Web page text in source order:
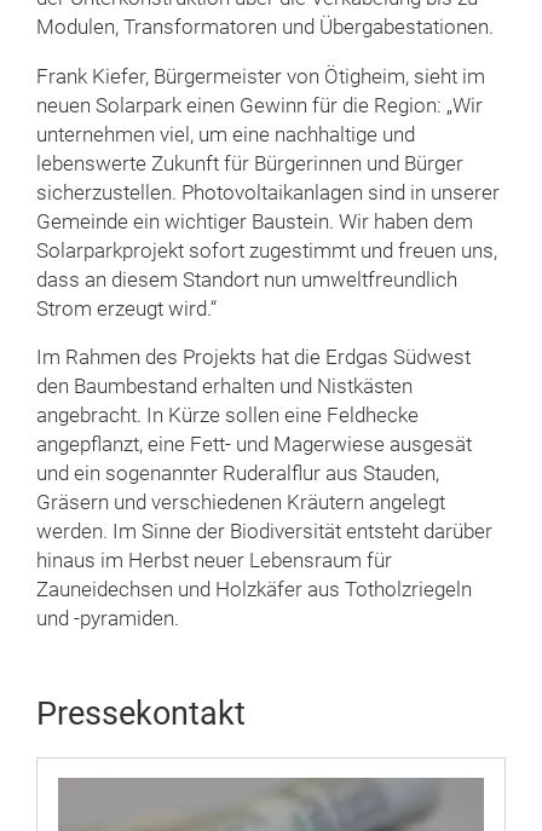
Modulen, Transformatoren und Übergabestationen.
Frank Kiefer, Bürgermeister von Ötigheim, sieht im
neuen Solarpark einen Gewinn für die Region: „Wir
unternehmen viel, um eine nachhaltige und
lebenswerte Zukunft für Bürgerinnen und Bürger
sicherzustellen. Photovoltaikanlagen sind in unserer
Gemeinde ein wichtiger Baustein. Wir haben dem
Solarparkprojekt sofort zugestimmt und freuen uns,
dass an diesem Standort nun umweltfreundlich
Strom erzeugt wird.“
Im Rahmen des Projekts hat die Erdgas Südwest
den Baumbestand erhalten und Nistkästen
angebracht. In Kürze sollen eine Feldhecke
angepflanzt, eine Fett- und Magerwiese ausgesät
und ein sogenannter Ruderalflur aus Stauden,
Gräsern und verschiedenen Kräutern angelegt
werden. Im Sinne der Biodiversität entsteht darüber
hinaus im Herbst neuer Lebensraum für
Zauneidechsen und Holzkäfer aus Totholzriegeln
und -pyramiden.
Pressekontakt